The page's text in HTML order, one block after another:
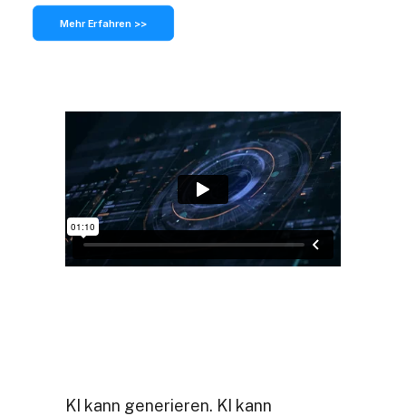
Mehr Erfahren >>
KI kann generieren. KI kann